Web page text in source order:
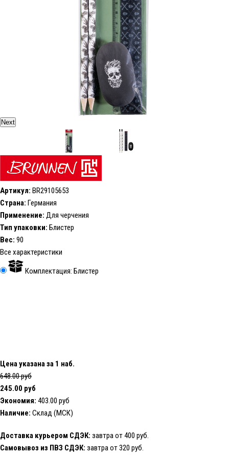
Next
Артикул: BR29105653
Страна: Германия
Применение: Для черчения
Тип упаковки: Блистер
Вес: 90
Все характеристики
Комплектация: Блистер
Цена указана за 1 наб.
648.00 руб
245.00 руб
Экономия: 403.00 руб
Наличие: Склад (МСК)
Доставка курьером СДЭК: завтра от 400 руб.
Самовывоз из ПВЗ СДЭК: завтра от 320 руб.